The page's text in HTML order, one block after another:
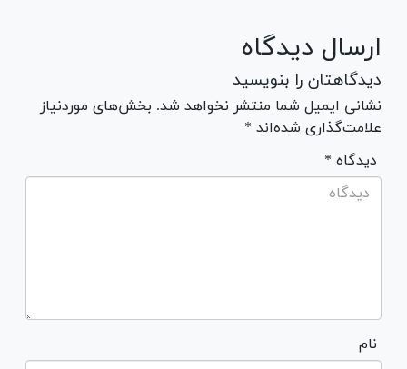
ارسال دیدگاه
دیدگاهتان را بنویسید
نشانی ایمیل شما منتشر نخواهد شد. بخش‌های موردنیاز
علامت‌گذاری شده‌اند *
* دیدگاه
نام